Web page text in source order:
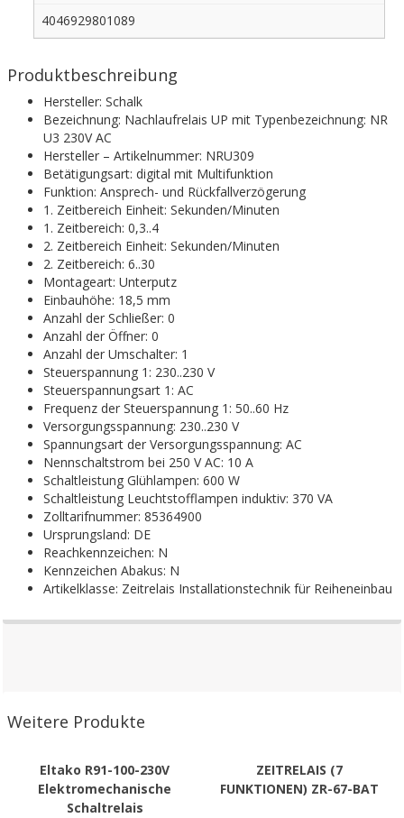
4046929801089
Produktbeschreibung
Hersteller: Schalk
Bezeichnung: Nachlaufrelais UP mit Typenbezeichnung: NR
U3 230V AC
Hersteller – Artikelnummer: NRU309
Betätigungsart: digital mit Multifunktion
Funktion: Ansprech- und Rückfallverzögerung
1. Zeitbereich Einheit: Sekunden/Minuten
1. Zeitbereich: 0,3..4
2. Zeitbereich Einheit: Sekunden/Minuten
2. Zeitbereich: 6..30
Montageart: Unterputz
Einbauhöhe: 18,5 mm
Anzahl der Schließer: 0
Anzahl der Öffner: 0
Anzahl der Umschalter: 1
Steuerspannung 1: 230..230 V
Steuerspannungsart 1: AC
Frequenz der Steuerspannung 1: 50..60 Hz
Versorgungsspannung: 230..230 V
Spannungsart der Versorgungsspannung: AC
Nennschaltstrom bei 250 V AC: 10 A
Schaltleistung Glühlampen: 600 W
Schaltleistung Leuchtstofflampen induktiv: 370 VA
Zolltarifnummer: 85364900
Ursprungsland: DE
Reachkennzeichen: N
Kennzeichen Abakus: N
Artikelklasse: Zeitrelais Installationstechnik für Reiheneinbau
Weitere Produkte
Eltako R91-100-230V
Elektromechanische
Schaltrelais
ZEITRELAIS (7
FUNKTIONEN) ZR-67-BAT